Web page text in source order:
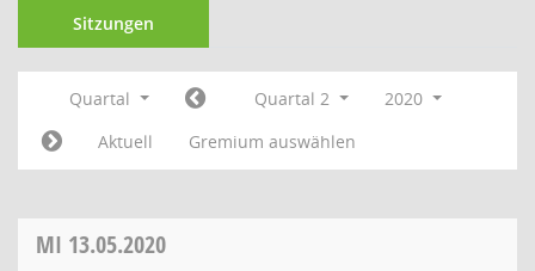
Sitzungen
Quartal Quartal 2
2020
Aktuell
Gremium auswählen
MI 13.05.2020